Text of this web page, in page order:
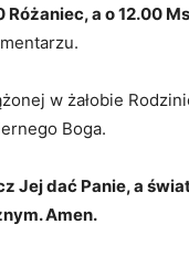
Różaniec, a o 12.00
w żałobie
Boga.
Jej dać Panie, a
Amen.